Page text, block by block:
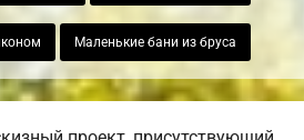
Маленькие бани из бруса